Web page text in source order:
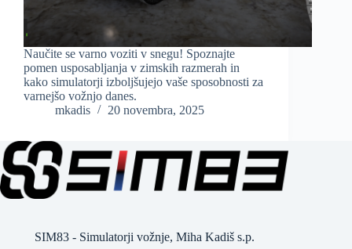
Naučite se varno voziti v snegu! Spoznajte
pomen usposabljanja v zimskih razmerah in
kako simulatorji izboljšujejo vaše sposobnosti za
varnejšo vožnjo danes.
mkadis
20 novembra, 2025
SIM83 - Simulatorji vožnje, Miha Kadiš s.p.